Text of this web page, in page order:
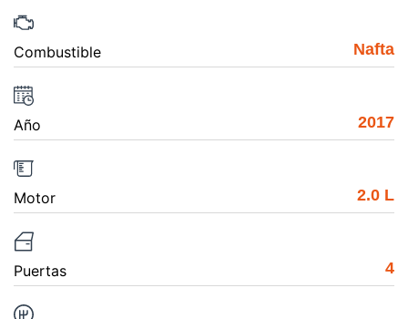
Combustible Nafta
Año 2017
Motor 2.0 L
Puertas 4